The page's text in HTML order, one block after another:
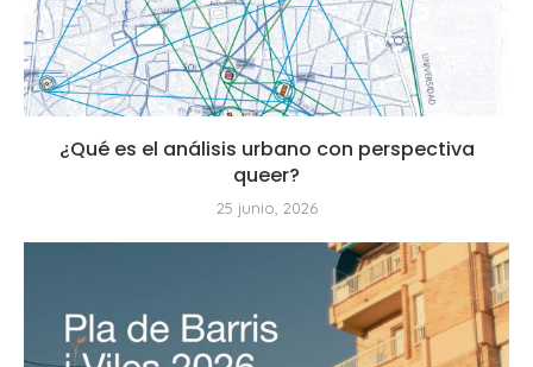
¿Qué es el análisis urbano con perspectiva
queer?
25 junio, 2026